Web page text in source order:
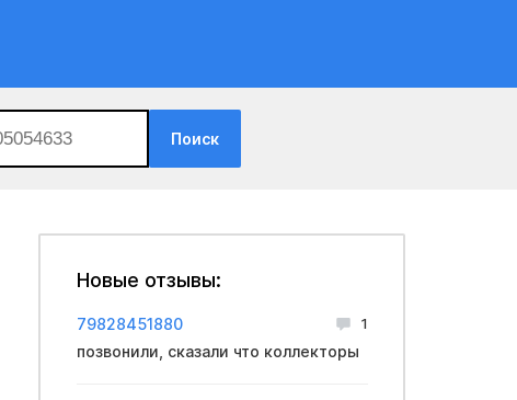
Поиск
Новые отзывы:
79828451880 1
позвонили, сказали что коллекторы